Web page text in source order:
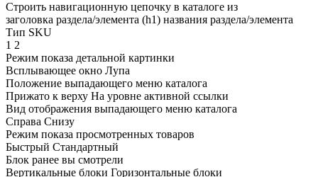
Строить навигационную цепочку в каталоге из
заголовка раздела/элемента (h1) названия раздела/элемента
Тип SKU
1 2
Режим показа детальной картинки
Всплывающее окно Лупа
Положение выпадающего меню каталога
Прижато к верху На уровне активной ссылки
Вид отображения выпадающего меню каталога
Справа Снизу
Режим показа просмотренных товаров
Быстрый Стандартный
Блок ранее вы смотрели
Вертикальные блоки Горизонтальные блоки